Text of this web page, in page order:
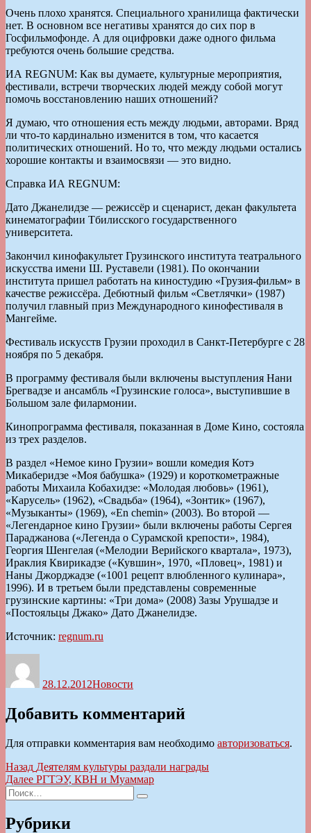
Очень плохо хранятся. Специального хранилища фактически
нет. В основном все негативы хранятся до сих пор в
Госфильмофонде. А для оцифровки даже одного фильма
требуются очень большие средства.
ИА REGNUM: Как вы думаете, культурные мероприятия,
фестивали, встречи творческих людей между собой могут
помочь восстановлению наших отношений?
Я думаю, что отношения есть между людьми, авторами. Вряд
ли что-то кардинально изменится в том, что касается
политических отношений. Но то, что между людьми остались
хорошие контакты и взаимосвязи — это видно.
Справка ИА REGNUM:
Дато Джанелидзе — режиссёр и сценарист, декан факультета
кинематографии Тбилисского государственного
университета.
Закончил кинофакультет Грузинского института театрального
искусства имени Ш. Руставели (1981). По окончании
института пришел работать на киностудию «Грузия-фильм» в
качестве режиссёра. Дебютный фильм «Светлячки» (1987)
получил главный приз Международного кинофестиваля в
Мангейме.
Фестиваль искусств Грузии проходил в Санкт-Петербурге с 28
ноября по 5 декабря.
В программу фестиваля были включены выступления Нани
Брегвадзе и ансамбль «Грузинские голоса», выступившие в
Большом зале филармонии.
Кинопрограмма фестиваля, показанная в Доме Кино, состояла
из трех разделов.
В раздел «Немое кино Грузии» вошли комедия Котэ
Микаберидзе «Моя бабушка» (1929) и короткометражные
работы Михаила Кобахидзе: «Молодая любовь» (1961),
«Карусель» (1962), «Свадьба» (1964), «Зонтик» (1967),
«Музыканты» (1969), «En chemin» (2003). Во второй —
«Легендарное кино Грузии» были включены работы Сергея
Параджанова («Легенда о Сурамской крепости», 1984),
Георгия Шенгелая («Мелодии Верийского квартала», 1973),
Ираклия Квирикадзе («Кувшин», 1970, «Пловец», 1981) и
Наны Джорджадзе («1001 рецепт влюбленного кулинара»,
1996). И в третьем были представлены современные
грузинские картины: «Три дома» (2008) Зазы Урушадзе и
«Постояльцы Джако» Дато Джанелидзе.
Источник: regnum.ru
28.12.2012Новости
Добавить комментарий
Для отправки комментария вам необходимо авторизоваться.
Навигация
по
записям
Назад Предыдущая
запись:
Деятелям культуры раздали награды
Далее Следующая
РГТЭУ, КВН и Муаммар
Искать:
Поиск
Рубрики